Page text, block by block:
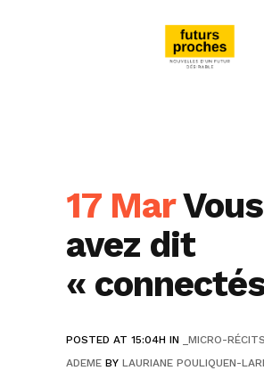
17 MarVous
avez dit
«
POSTED AT 15:04H IN _MICRO-RÉCITS
ADEME BY LAURIANE POULIQUEN-